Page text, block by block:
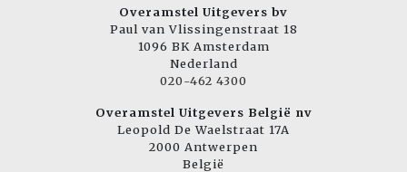
Overamstel Uitgevers bv
Paul van Vlissingenstraat 18
1096 BK Amsterdam
Nederland
020-462 4300
Overamstel Uitgevers België nv
Leopold De Waelstraat 17A
2000 Antwerpen
België